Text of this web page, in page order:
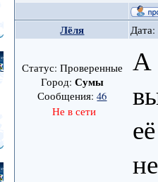
Лёля
Статус: Проверенные
Город: Сумы
Сообщения:46
Не в сети
А